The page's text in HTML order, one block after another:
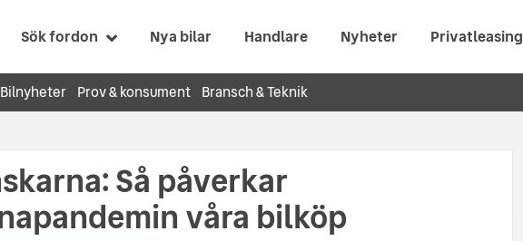
Sök fordon Nya bilar Handlare Nyheter Privatleasing
Bilnyheter Prov & konsument Bransch & Teknik
Så påverkar
våra bilköp